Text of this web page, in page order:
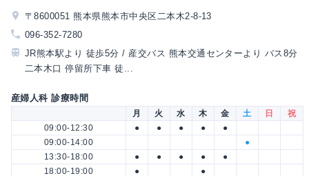
〒8600051 熊本県熊本市中央区二本木2-8-13
096-352-7280
JR熊本駅より 徒歩5分 / 産交バス 熊本交通センターより バス8分
二本木口 停留所下車 徒...
産婦人科 診療時間
月 火 水 木 金 土 日
祝
09:00-12:30
● ● ● ●
●
09:00-14:00
●
13:30-18:00
● ● ● ●
●
18:00-19:00
● ●